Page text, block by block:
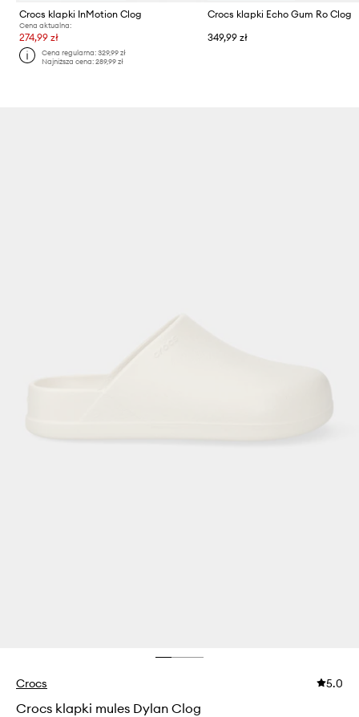
Crocs klapki InMotion Clog
Cena aktualna:
274,99 zł
Cena regularna:329,99 zł
Najniższa cena:289,99 zł
Crocs klapki Echo Gum Ro Clog
349,99 zł
Crocs 5.0
Crocs klapki mules Dylan Clog